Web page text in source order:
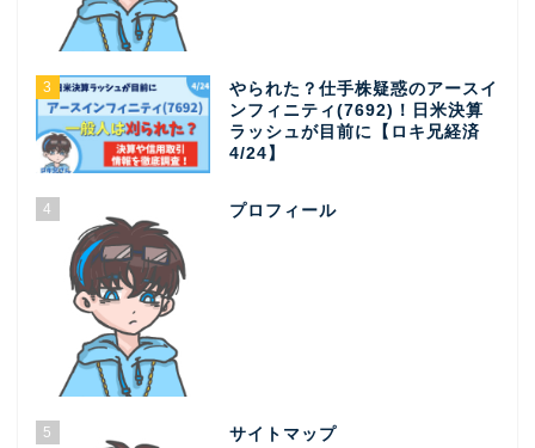
3
やられた？仕手株疑惑のアースイ
ンフィニティ(7692)！日米決算
ラッシュが目前に【ロキ兄経済
4/24】
4 プロフィール
5 サイトマップ